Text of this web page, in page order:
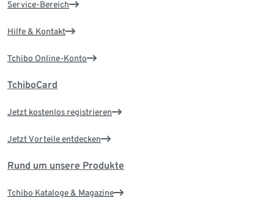
Service-Bereich
Hilfe & Kontakt
Tchibo Online-Konto
TchiboCard
Jetzt kostenlos registrieren
Jetzt Vorteile entdecken
Rund um unsere Produkte
Tchibo Kataloge & Magazine